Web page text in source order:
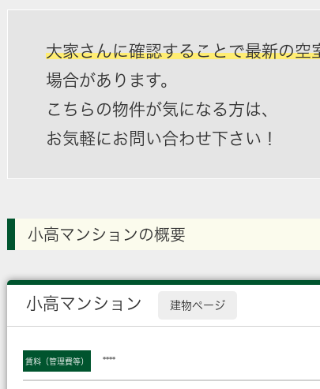
大家さんに確認することで最新の空
場合があります。
こちらの物件が気になる方は、
お気軽にお問い合わせ下さい！
小高マンションの概要
小高マンション 建物ページ
賃料（管理費等） ****